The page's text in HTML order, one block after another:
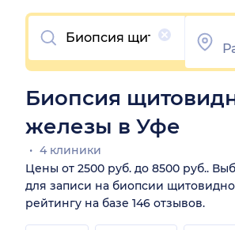
Очистить
Биопсия
железы в Уфе
4 клиники
Цены от 2500 руб. до 8500 руб..
для записи на биопсии
рейтингу на базе 146 отзывов.